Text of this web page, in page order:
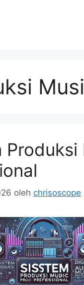
Produksi
oleh chrisoscope